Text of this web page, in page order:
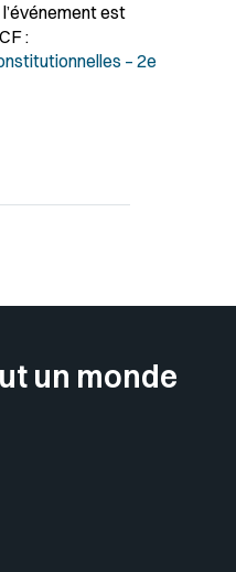
est
:
– 2e
un monde
l'UQO
de l'UQO